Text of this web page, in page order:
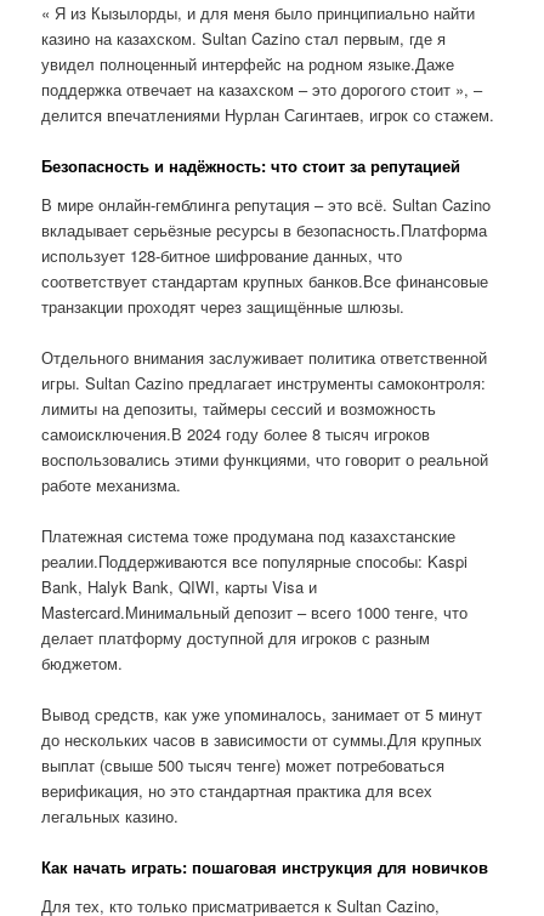
« Я из Кызылорды, и для меня было принципиально найти
казино на казахском. Sultan Cazino стал первым, где я
увидел полноценный интерфейс на родном языке.Даже
поддержка отвечает на казахском – это дорогого стоит », –
делится впечатлениями Нурлан Сагинтаев, игрок со стажем.
Безопасность и надёжность: что стоит за репутацией
В мире онлайн-гемблинга репутация – это всё. Sultan Cazino
вкладывает серьёзные ресурсы в безопасность.Платформа
использует 128-битное шифрование данных, что
соответствует стандартам крупных банков.Все финансовые
транзакции проходят через защищённые шлюзы.
Отдельного внимания заслуживает политика ответственной
игры. Sultan Cazino предлагает инструменты самоконтроля:
лимиты на депозиты, таймеры сессий и возможность
самоисключения.В 2024 году более 8 тысяч игроков
воспользовались этими функциями, что говорит о реальной
работе механизма.
Платежная система тоже продумана под казахстанские
реалии.Поддерживаются все популярные способы: Kaspi
Bank, Halyk Bank, QIWI, карты Visa и
Mastercard.Минимальный депозит – всего 1000 тенге, что
делает платформу доступной для игроков с разным
бюджетом.
Вывод средств, как уже упоминалось, занимает от 5 минут
до нескольких часов в зависимости от суммы.Для крупных
выплат (свыше 500 тысяч тенге) может потребоваться
верификация, но это стандартная практика для всех
легальных казино.
Как начать играть: пошаговая инструкция для новичков
Для тех, кто только присматривается к Sultan Cazino,